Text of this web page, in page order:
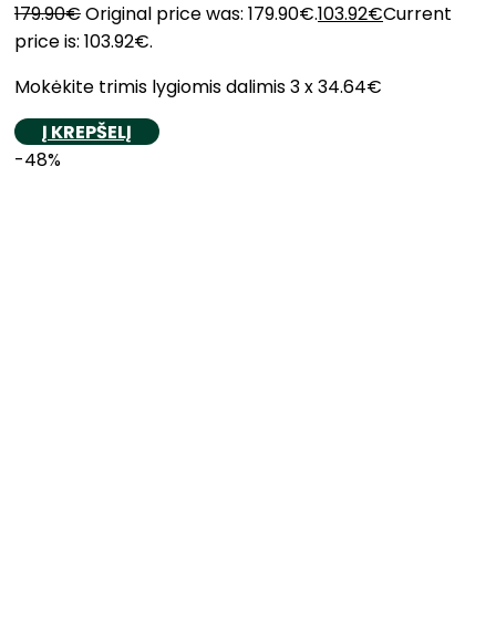
179.90€Original price was: 179.90€.103.92€Current
price is: 103.92€.
Mokėkite trimis lygiomis dalimis 3 x 34.64€
Į KREPŠELĮ
-48%